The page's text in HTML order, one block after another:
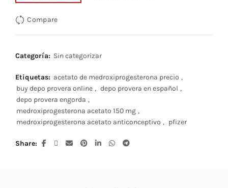
Compare
Categoría: Sin categorizar
Etiquetas: acetato de medroxiprogesterona precio ,
buy depo provera online , depo provera en español ,
depo provera engorda ,
medroxiprogesterona acetato 150 mg ,
medroxiprogesterona acetato anticonceptivo , pfizer
Share